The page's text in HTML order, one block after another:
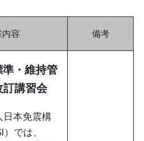
内容 備考
・維持管
訂講習会
日本免震構
では、